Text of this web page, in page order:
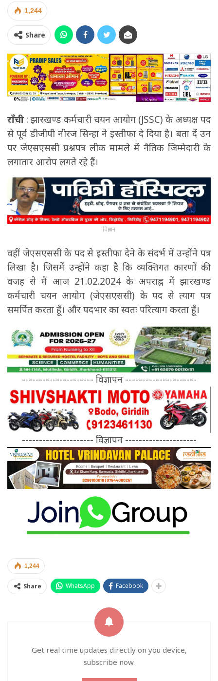
1,244
Share
राँची : झारखण्ड कर्मचारी चयन आयोग (JSSC) के अध्यक्ष पद
से पूर्व डीजीपी नीरज सिन्हा ने इस्तीफा दे दिया है। बता दें उन
पर जेएसएससी प्रश्नपत्र लीक मामले में नैतिक जिम्मेदारी के
लगातार आरोप लगते रहे हैं।
विज्ञापन
वहीं जेएसएससी के पद से इस्तीफा देने के संदर्भ में उन्होंने पत्र
लिखा है। जिसमें उन्होंने कहा है कि व्यक्तिगत कारणों की
वजह से मैं आज 21.02.2024 के अपराह्न में झारखण्ड
कर्मचारी चयन आयोग (जेएसएससी) के पद से त्याग पत्र
समर्पित करता हूँ। और पदभार का स्वतः परित्याग करता हूँ।
--------------------- विज्ञापन ---------------------
--------------------- विज्ञापन ---------------------
1,244
Share WhatsApp Facebook
Get real time updates directly on you device,
subscribe now.